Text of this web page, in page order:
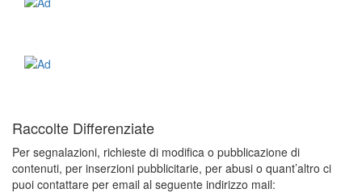
Raccolte Differenziate
Per segnalazioni, richieste di modifica o pubblicazione di
contenuti, per inserzioni pubblicitarie, per abusi o quant’altro ci
puoi contattare per email al seguente indirizzo mail: